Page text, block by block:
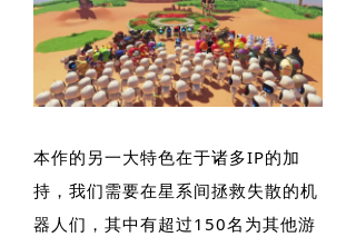
本作的另一大特色在于诸多IP的加
持，我们需要在星系间拯救失散的机
器人们，其中有超过150名为其他游